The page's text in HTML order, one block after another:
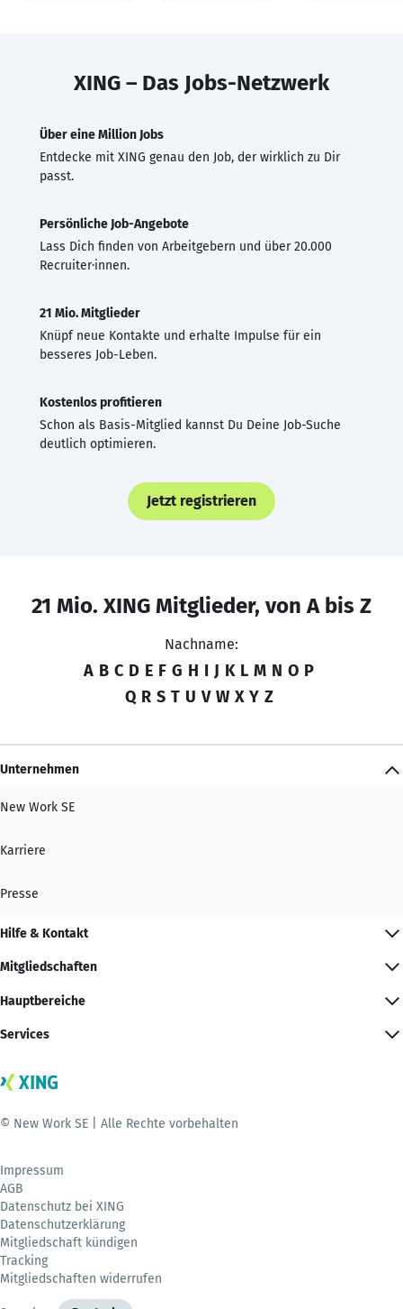
XING – Das Jobs-Netzwerk
Über eine Million Jobs
Entdecke mit XING genau den Job, der wirklich zu Dir
passt.
Persönliche Job-Angebote
Lass Dich finden von Arbeitgebern und über 20.000
Recruiter·innen.
21 Mio. Mitglieder
Knüpf neue Kontakte und erhalte Impulse für ein
besseres Job-Leben.
Kostenlos profitieren
Schon als Basis-Mitglied kannst Du Deine Job-Suche
deutlich optimieren.
Jetzt registrieren
21 Mio. XING Mitglieder, von A bis Z
Nachname:
A B C D E F G H I J K L M N O P
Q R S T U V W X Y Z
Unternehmen
New Work SE
Karriere
Presse
Hilfe & Kontakt
Mitgliedschaften
Hauptbereiche
Services
© New Work SE | Alle Rechte vorbehalten
Impressum
AGB
Datenschutz bei XING
Datenschutzerklärung
Mitgliedschaft kündigen
Tracking
Mitgliedschaften widerrufen